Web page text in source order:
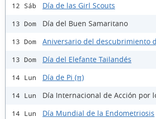
12 Sáb Día de las Girl Scouts
13 Dom Día del Buen Samaritano
13 Dom Aniversario del descubrimiento
13 Dom Día del Elefante Tailandés
14 Lun Día de Pi (π)
14 Lun Día Internacional de Acción por
14 Lun Día Mundial de la Endometriosis